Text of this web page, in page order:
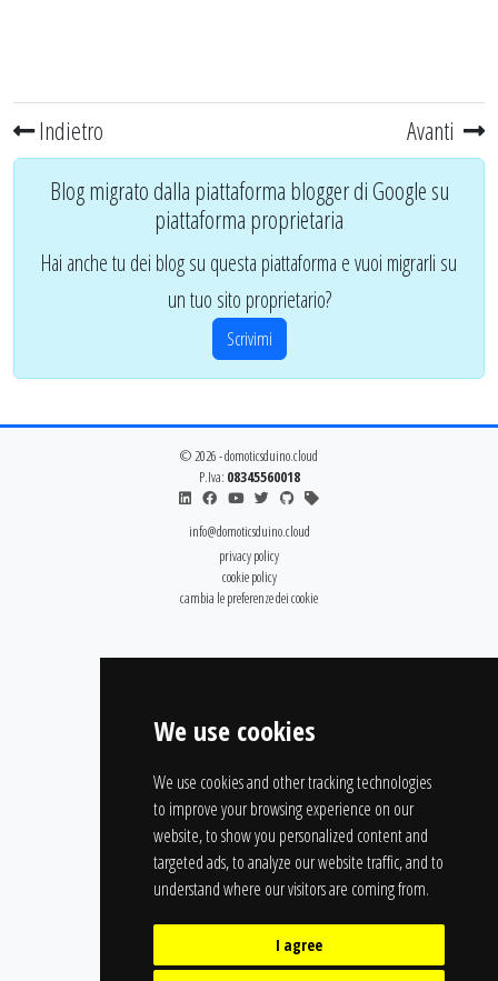
We use cookies
We use cookies and other tracking technologies
to improve your browsing experience on our
website, to show you personalized content and
targeted ads, to analyze our website traffic, and to
understand where our visitors are coming from.
I agree
Indietro Avanti
Blog migrato dalla piattaforma blogger di Google su
piattaforma proprietaria
Hai anche tu dei blog su questa piattaforma e vuoi migrarli su
un tuo sito proprietario?
Scrivimi
© 2026 - domoticsduino.cloud
P.Iva: 08345560018
info@domoticsduino.cloud
privacy policy
cookie policy
cambia le preferenze dei cookie